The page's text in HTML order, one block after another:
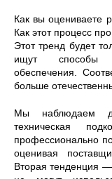
Как вы оцениваете
Как этот процесс
Этот тренд будет
ищут способы
обеспечения.
больше
Мы наблюдаем
техническая
профессионально
оценивая
Вторая тенденция